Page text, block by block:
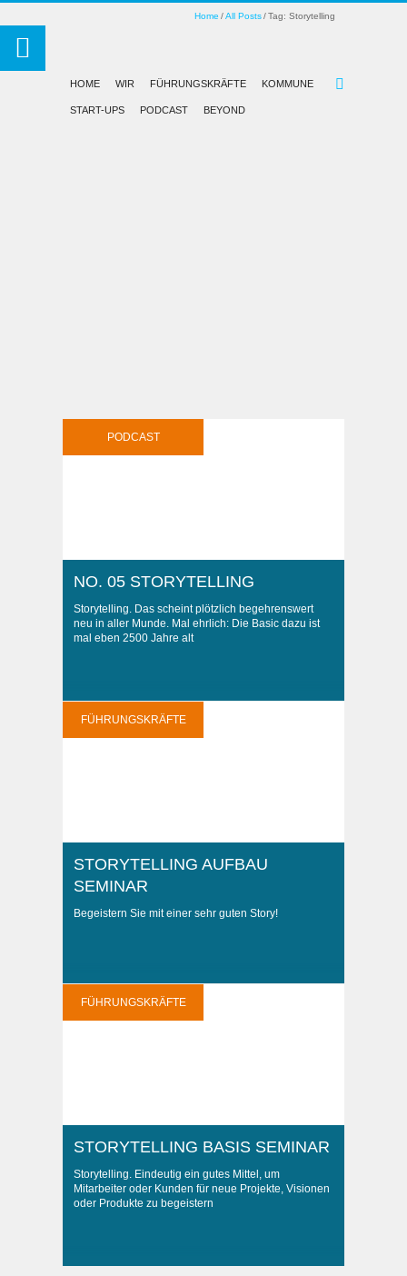
Home All Posts Tag: Storytelling
HOME WIR FÜHRUNGSKRÄFTE KOMMUNE
START-UPS PODCAST BEYOND
PODCAST
NO. 05 STORYTELLING
Storytelling. Das scheint plötzlich begehrenswert
neu in aller Munde. Mal ehrlich: Die Basic dazu ist
mal eben 2500 Jahre alt
FÜHRUNGSKRÄFTE
STORYTELLING AUFBAU
SEMINAR
Begeistern Sie mit einer sehr guten Story!
FÜHRUNGSKRÄFTE
STORYTELLING BASIS SEMINAR
Storytelling. Eindeutig ein gutes Mittel, um
Mitarbeiter oder Kunden für neue Projekte, Visionen
oder Produkte zu begeistern